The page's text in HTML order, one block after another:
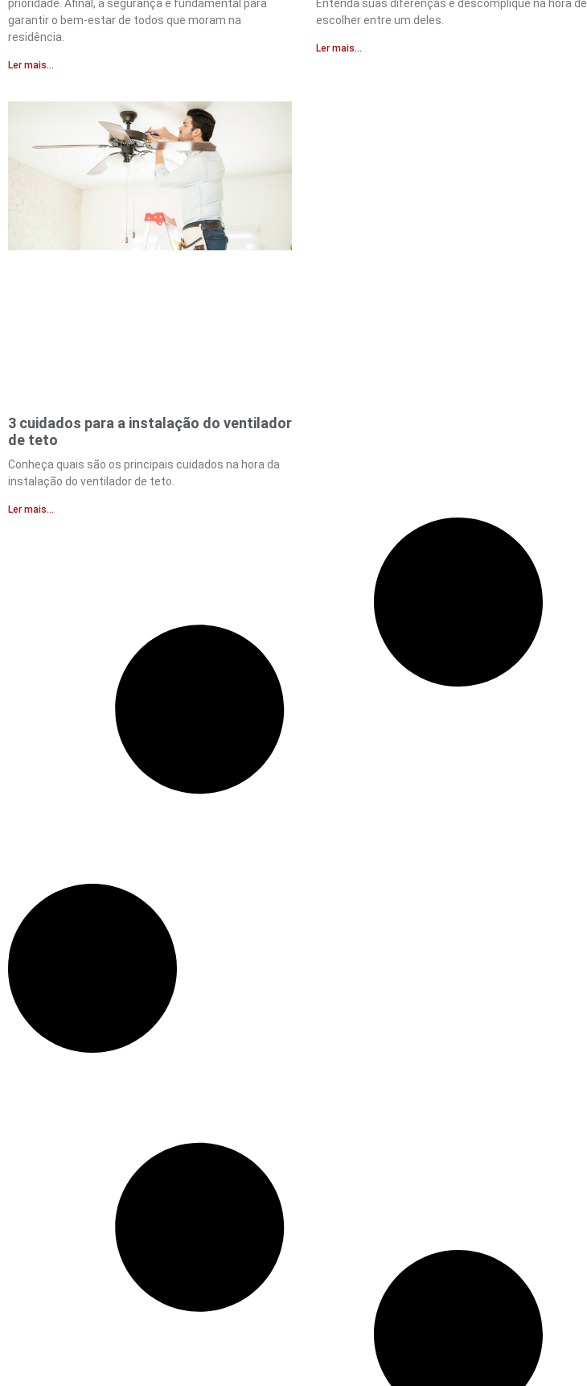
prioridade. Afinal, a segurança é fundamental para
garantir o bem-estar de todos que moram na
residência.
Ler mais...
Entenda suas diferenças e descomplique na hora de
escolher entre um deles.
Ler mais...
3 cuidados para a instalação do ventilador
de teto
Conheça quais são os principais cuidados na hora da
instalação do ventilador de teto.
Ler mais...